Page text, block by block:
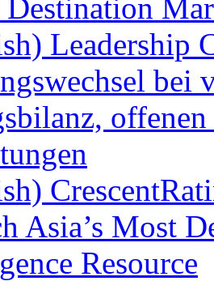
Destination
Leadership
bei
Asia’s Most
Resource